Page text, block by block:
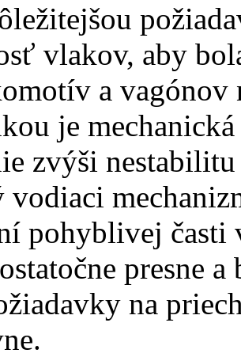
vlakov, aby
a vagónov
je
zvýši
vodiaci
pohyblivej
presne
na